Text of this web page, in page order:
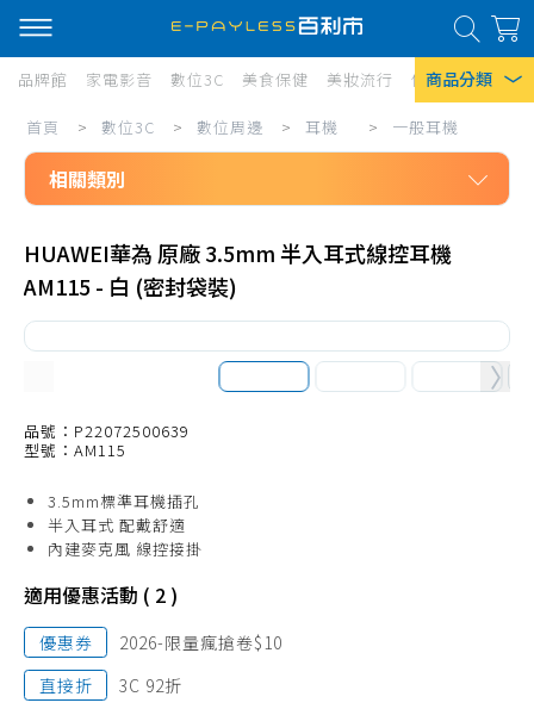
商品分類
熱門搜尋
風扇
衛生紙
品牌館 家電影音 數位3C 美食保健 美妝流行 傢俱寢具 居
數
位
3C/
數
位
周
邊/
機/
般
耳
機
首頁 > 數位3C > 數位周邊 > 耳機 > 一般耳機
相關類別
數位周邊
一般耳機
藍芽耳機
真無線藍芽耳機
HUAWEI華為 原廠 3.5mm 半入耳式線控耳機
AM115 - 白 (密封袋裝)
品號：P22072500639
型號：AM115
3.5mm標準耳機插孔
半入耳式 配戴舒適
內建麥克風 線控接掛
適用優惠活動 ( 2 )
優惠券
2026-限量瘋搶卷$10
直接折
3C 92折